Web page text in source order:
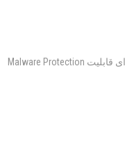
قبل از انتخاب یک VPN، حتماً ویژگی‌های آن را بررسی کنید. اطمینان حاصل کنید که VPN انتخابی شما دارای قابلیت Malware Protection